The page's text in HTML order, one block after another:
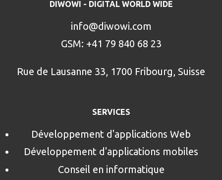
DIWOWI - DIGITAL WORLD WIDE
info@diwowi.com
GSM: +41 79 840 68 23
Rue de Lausanne 33, 1700 Fribourg, Suisse
SERVICES
Développement d'applications Web
Développement d'applications mobiles
Conseil en informatique